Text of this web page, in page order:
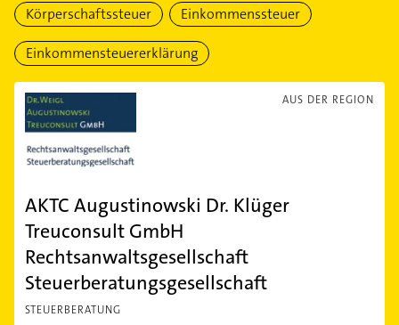
Körperschaftssteuer Einkommenssteuer
Einkommensteuererklärung
AUS DER REGION
AKTC Augustinowski Dr. Klüger
Treuconsult GmbH
Rechtsanwaltsgesellschaft
Steuerberatungsgesellschaft
STEUERBERATUNG